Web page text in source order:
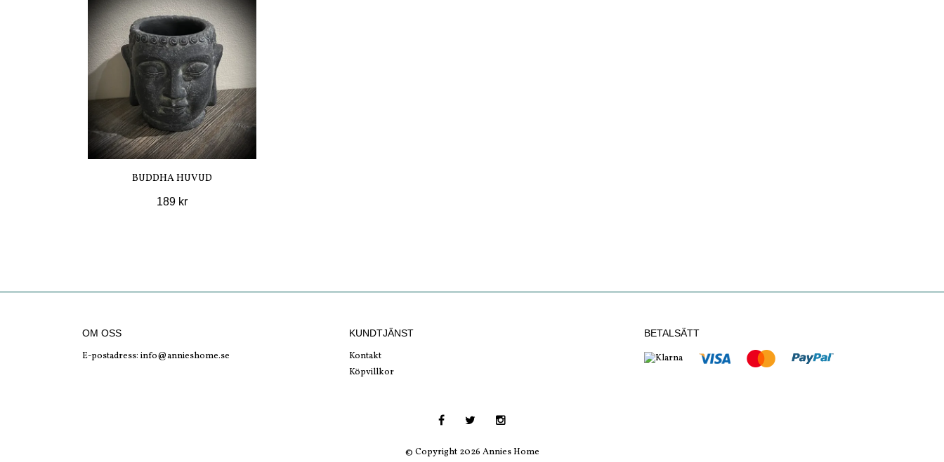
BUDDHA HUVUD
189 kr
OM OSS
E-postadress: info@annieshome.se
KUNDTJÄNST
Kontakt
Köpvillkor
BETALSÄTT
© Copyright 2026 Annies Home